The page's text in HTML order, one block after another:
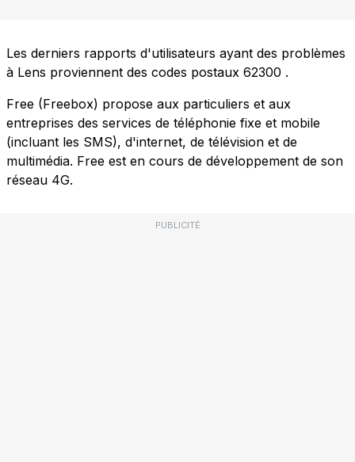
Les derniers rapports d'utilisateurs ayant des problèmes
à Lens proviennent des codes postaux 62300 .
Free (Freebox) propose aux particuliers et aux
entreprises des services de téléphonie fixe et mobile
(incluant les SMS), d'internet, de télévision et de
multimédia. Free est en cours de développement de son
réseau 4G.
PUBLICITÉ